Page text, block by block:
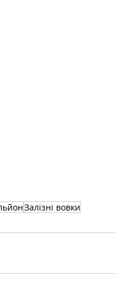
Залізні вовки